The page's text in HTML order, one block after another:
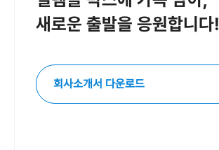
새로운 출발을 응원합니다!
회사소개서 다운로드